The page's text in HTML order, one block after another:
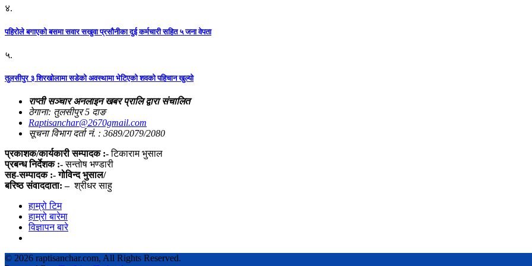
४.
पहिराेले बगाएकाे बसमा सवार सखुवा प्रसाैनीका दुई कर्मचारी सहित ५ जना वेपता
५.
तुलसीपुर ३ शिरखोलामा सडेको अवस्थामा भेटिएको शवको पहिचान खुल्यो
राप्ती सञ्चार अनलाइन खबर प्रालि द्वारा संचालित
ठेगाना: तुलसीपुर 5 दाङ
Raptisanchar@2670gmail.com
सूचना विभाग दर्ता नं. : 3689/2079/2080
प्रकाशक/कार्यकारी सम्पादक :-टिकाराम भुसाल
प्रबन्ध निर्देशक :-सन्तोष भण्डारी
सह-सम्पादक :- गोविन्द भुसाल/
बरिष्ठ संवाददाता: – श्रीधर साहु
हाम्रो टिम
हाम्रो बारेमा
विज्ञापन बारे
© 2026 raptisanchar.com, All Rights Reserved.